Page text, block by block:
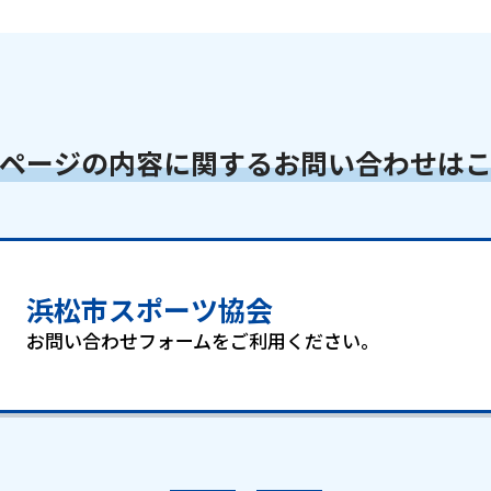
ージの内容に関するお問い合わせは
浜松市スポーツ協会
お問い合わせフォームをご利用ください。